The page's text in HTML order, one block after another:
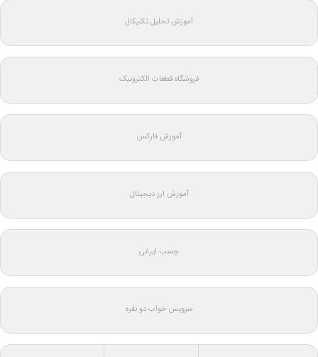
آموزش تحلیل تکنیکال
فروشگاه قطعات الکترونیک
آموزش فارکس
آموزش ارز دیجیتال
چسب ایرانی
سرویس خواب دو نفره